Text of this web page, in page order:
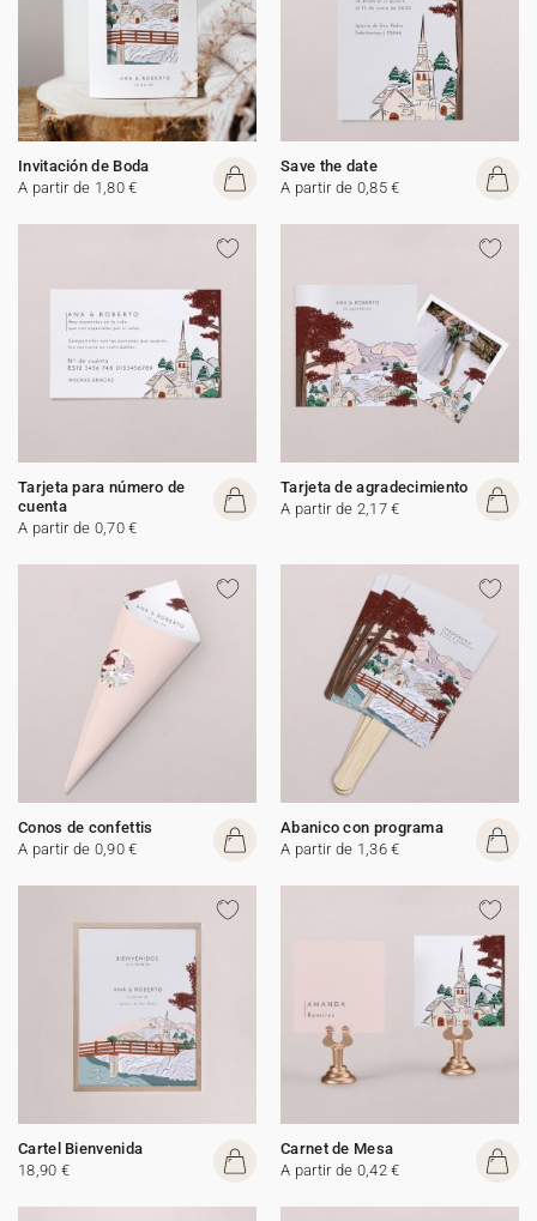
Invitación de Boda
A partir de 1,80 €
Save the date
A partir de 0,85 €
Tarjeta para número de
cuenta
A partir de 0,70 €
Tarjeta de agradecimiento
A partir de 2,17 €
Conos de confettis
A partir de 0,90 €
Abanico con programa
A partir de 1,36 €
Cartel Bienvenida
18,90 €
Carnet de Mesa
A partir de 0,42 €